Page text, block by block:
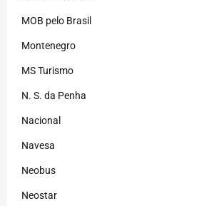
MOB pelo Brasil
Montenegro
MS Turismo
N. S. da Penha
Nacional
Navesa
Neobus
Neostar